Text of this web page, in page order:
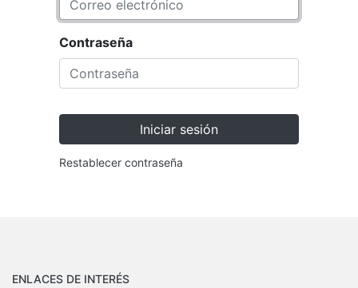
Contraseña
Iniciar sesión
Restablecer contraseña
ENLACES DE INTERÉS